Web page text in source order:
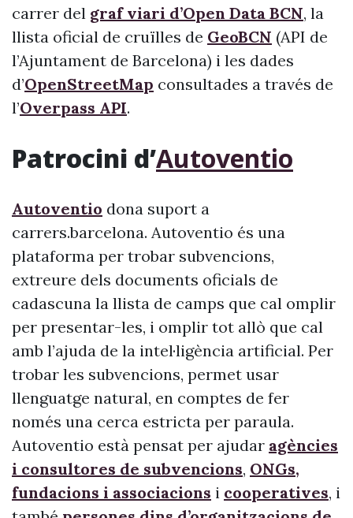
carrer del graf viari d’Open Data BCN, la
llista oficial de cruïlles de GeoBCN (API de
l’Ajuntament de Barcelona) i les dades
d’OpenStreetMap consultades a través de
l’Overpass API.
Patrocini d’Autoventio
Autoventio dona suport a
carrers.barcelona. Autoventio és una
plataforma per trobar subvencions,
extreure dels documents oficials de
cadascuna la llista de camps que cal omplir
per presentar-les, i omplir tot allò que cal
amb l’ajuda de la intel·ligència artificial. Per
trobar les subvencions, permet usar
llenguatge natural, en comptes de fer
només una cerca estricta per paraula.
Autoventio està pensat per ajudar agències
i consultores de subvencions, ONGs,
fundacions i associacions i cooperatives, i